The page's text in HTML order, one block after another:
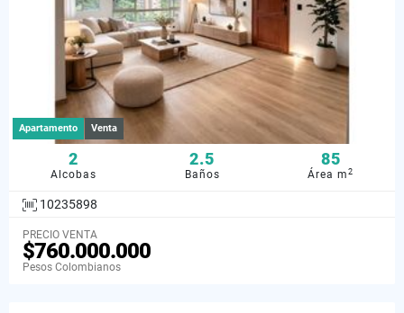
Apartamento Venta
2
Alcobas
2.5
Baños
85
Área m2
10235898
PRECIO VENTA
$760.000.000
Pesos Colombianos